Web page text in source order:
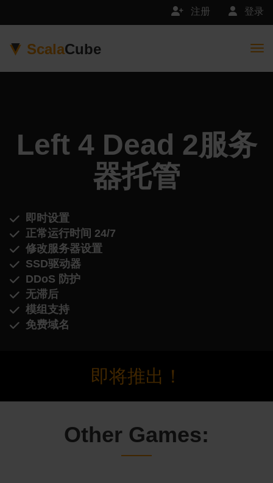
登录
注册
ScalaCube
Left 4 Dead 2服务
器托管
即时设置
正常运行时间 24/7
修改服务器设置
SSD驱动器
DDoS 防护
无滞后
模组支持
免费域名
即将推出！
Other Games: